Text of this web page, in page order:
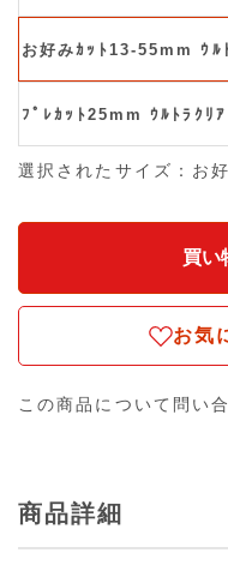
お好みｶｯﾄ13-55mm ｳﾙ
ﾌﾟﾚｶｯﾄ25mm ｳﾙﾄﾗｸﾘｱ
選択されたサイズ：お
お気
この商品について問い
商品詳細